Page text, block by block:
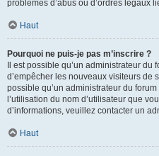
problèmes d’abus ou d’ordres légaux
Haut
Pourquoi ne puis-je pas m’inscrire ?
Il est possible qu’un administrateur
d’empêcher les nouveaux visiteurs de
possible qu’un administrateur du
l’utilisation du nom d’utilisateur que
d’informations, veuillez contacter un
Haut